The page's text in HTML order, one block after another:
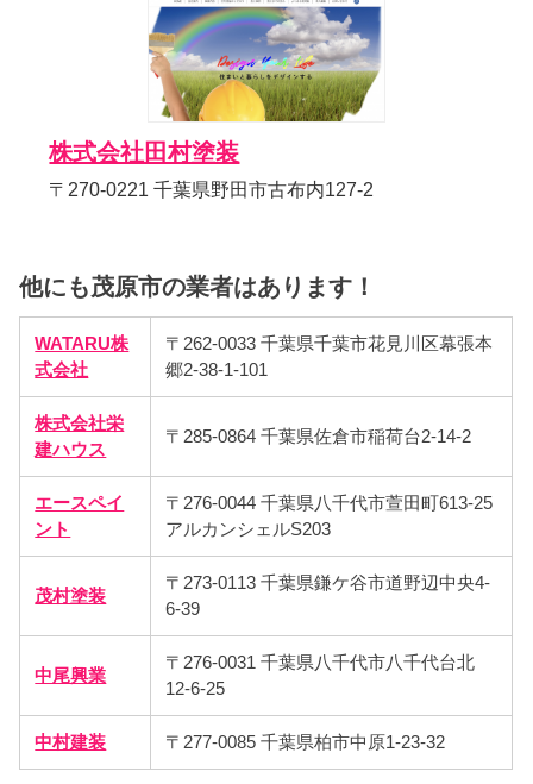
株式会社田村塗装
〒270-0221 千葉県野田市古布内127-2
他にも茂原市の業者はあります！
WATARU株
式会社
〒262-0033 千葉県千葉市花見川区幕張本
郷2-38-1-101
株式会社栄
建ハウス
〒285-0864 千葉県佐倉市稲荷台2-14-2
エースペイ
ント
〒276-0044 千葉県八千代市萱田町613-25
アルカンシェルS203
茂村塗装
〒273-0113 千葉県鎌ケ谷市道野辺中央4-
6-39
中尾興業
〒276-0031 千葉県八千代市八千代台北
12-6-25
中村建装 〒277-0085 千葉県柏市中原1-23-32